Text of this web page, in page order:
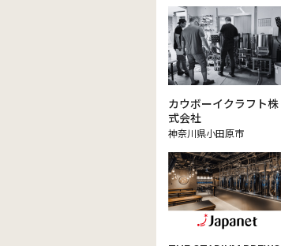
カウボーイクラフト株
式会社
神奈川県小田原市